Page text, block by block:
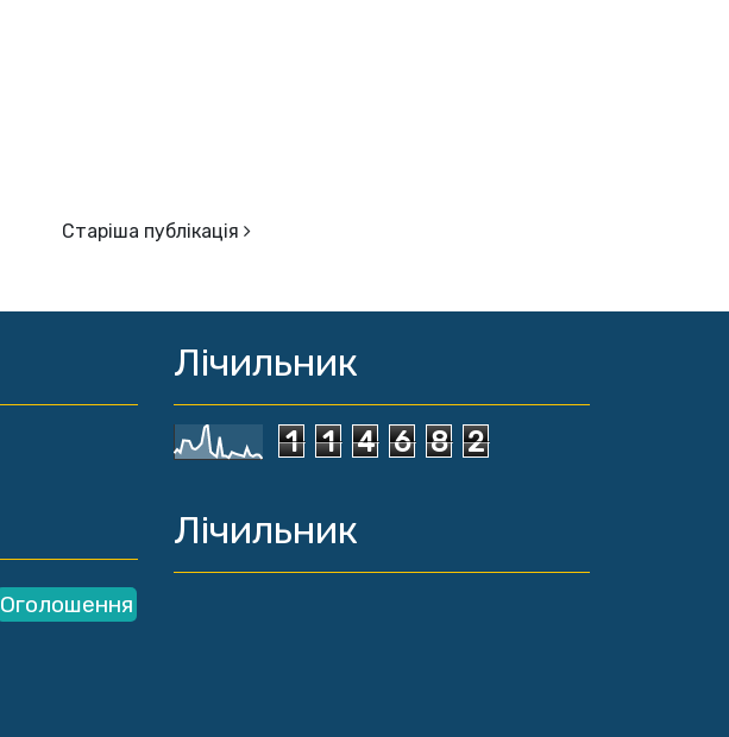
Старіша публікація
Оголошення
Лічильник
1 1 4 6 8 2
Лічильник